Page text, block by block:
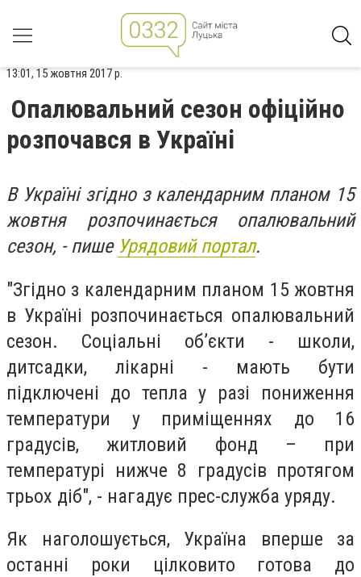
13:01, 15 жовтня 2017 р.
Опалювальний сезон офіційно
розпочався в Україні
В Україні згідно з календарним планом 15
жовтня розпочинається опалювальний
сезон, - пише Урядовий портал.
"Згідно з календарним планом 15 жовтня
в Україні розпочинається опалювальний
сезон. Соціальні об’єкти - школи,
дитсадки, лікарні - мають бути
підключені до тепла у разі пониження
температури у приміщеннях до 16
градусів, житловий фонд – при
температурі нижче 8 градусів протягом
трьох діб", - нагадує прес-служба уряду.
Як наголошується, Україна вперше за
останні роки цілковито готова до